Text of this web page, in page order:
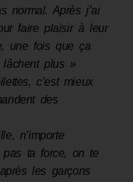
normal. Après j’ai
faire plaisir à leur
une fois que ça
lâchent plus »
c’est mieux
des
, n’importe
ta force, on te
les garçons